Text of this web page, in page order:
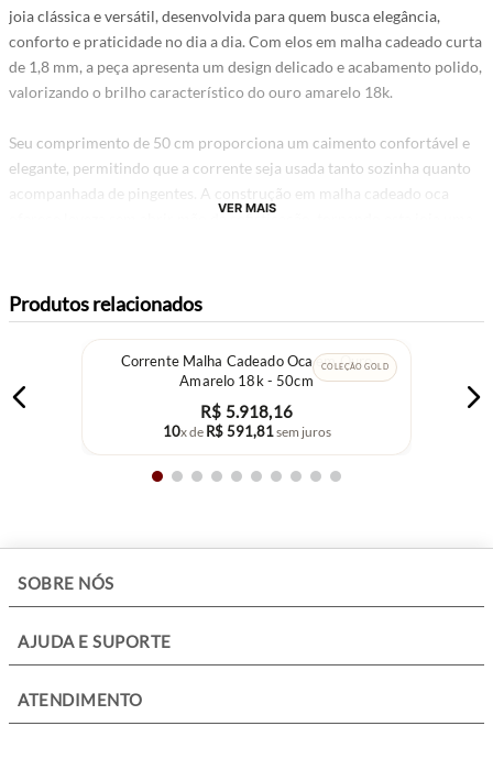
joia clássica e versátil, desenvolvida para quem busca elegância,
conforto e praticidade no dia a dia. Com elos em malha cadeado curta
de 1,8 mm, a peça apresenta um design delicado e acabamento polido,
valorizando o brilho característico do ouro amarelo 18k.
Seu comprimento de 50 cm proporciona um caimento confortável e
elegante, permitindo que a corrente seja usada tanto sozinha quanto
acompanhada de pingentes. A construção em malha cadeado oca
oferece leveza sem abrir mão da sofisticação, tornando esta joia uma
VER MAIS
Produtos relacionados
COLEÇÃO GOLD
Corrente Malha Cadeado Oca em Ouro
Amarelo 18k - 50cm
R$ 5.918,16
10x de R$ 591,81sem juros
SOBRE NÓS
AJUDA E SUPORTE
ATENDIMENTO